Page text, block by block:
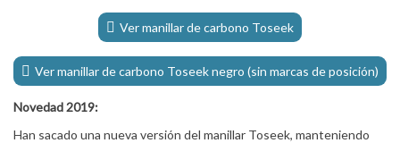
Ver manillar de carbono Toseek
Ver manillar de carbono Toseek negro (sin marcas de posición)
Novedad 2019:
Han sacado una nueva versión del manillar Toseek, manteniendo